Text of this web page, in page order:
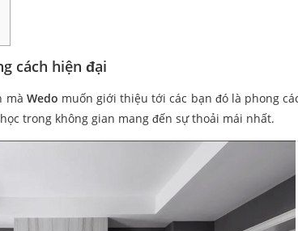
cách hiện đại
mà Wedo muốn giới thiệu tới các bạn đó là phong
trong không gian mang đến sự thoải mái nhất.